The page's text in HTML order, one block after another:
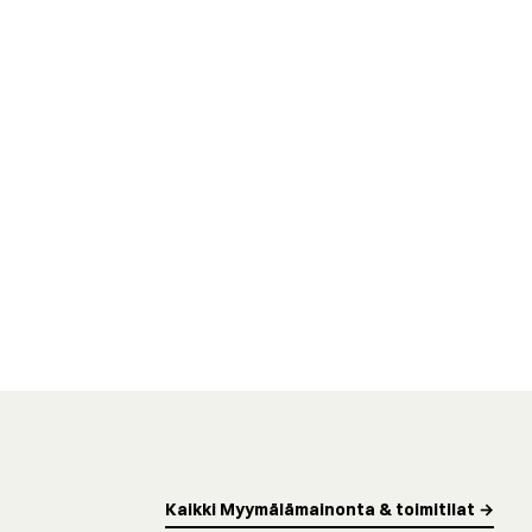
Kaikki Myymälämainonta & toimitilat →